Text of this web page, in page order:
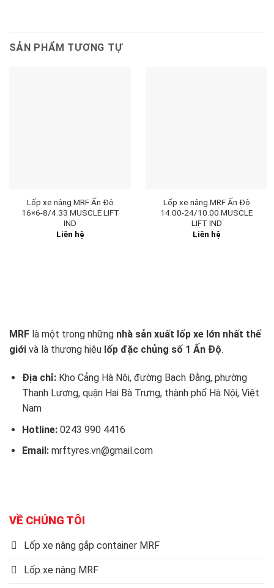
SẢN PHẨM TƯƠNG TỰ
Lốp xe nâng MRF Ấn Độ
16×6-8/4.33 MUSCLE LIFT
IND
Liên hệ
Lốp xe nâng MRF Ấn Độ
14.00-24/10.00 MUSCLE
LIFT IND
Liên hệ
MRF là một trong những nhà sản xuất lốp xe lớn nhất thế
giới và là thương hiệu lốp đặc chủng số 1 Ấn Độ.
Địa chỉ:Kho Cảng Hà Nội, đường Bạch Đằng, phường
Thanh Lương, quận Hai Bà Trưng, thành phố Hà Nội, Việt
Nam
Hotline: 0243 990 4416
Email: mrftyres.vn@gmail.com
VỀ CHÚNG TÔI
Lốp xe nâng gắp container MRF
Lốp xe nâng MRF